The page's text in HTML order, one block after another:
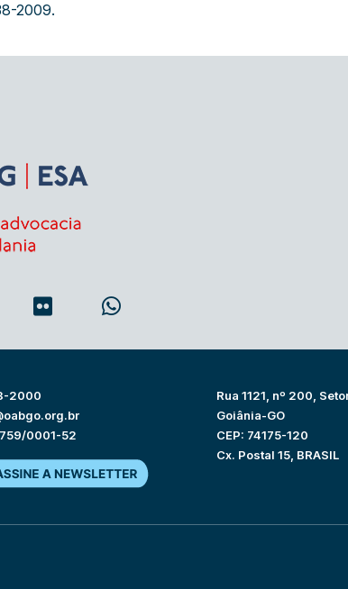
2009.
2000
0001-52
Rua 1121, nº 200,
Goiânia-GO
CEP: 74175-120
Cx. Postal 15, BRASIL